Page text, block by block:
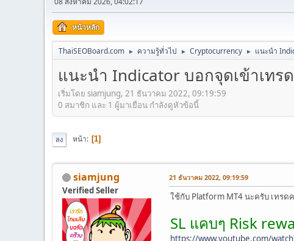
หน้าหลัก
ThaiSEOBoard.com ► ความรู้ทั่วไป ► Cryptocurrency ► แนะนำ
แนะนำ Indicator บอกจุดเข้าเทร
เริ่มโดย siamjung, 21 ธันวาคม 2022, 09:19:59
0 สมาชิก และ 1 ผู้มาเยือน กำลังดูหัวข้อนี้
ลง หน้า 1
siamjung
Verified Seller
21 ธันวาคม 2022, 09:19:59
ใช้กับ Platform MT4 นะครับ เทร
SL แคบๆ Risk
https://www.youtube.com/